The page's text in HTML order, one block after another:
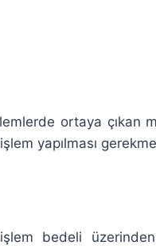
ortaya
yapılması
bedeli